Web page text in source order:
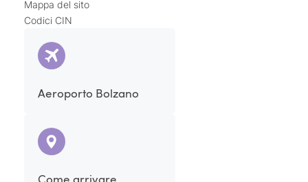
Mappa del sito
Codici CIN
Aeroporto Bolzano